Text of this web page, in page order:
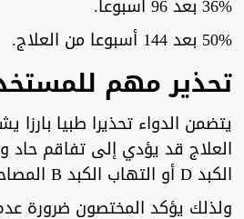
36% بعد 96 أسبوعا.
50% بعد 144 أسبوعا من العلاج.
تحذير مهم
يتضمن الدواء تحذيرا طبيا بارزا
العلاج قد يؤدي إلى تفاقم حاد
الكبد D أو التهاب الكبد B المصاحب له.
ولذلك يؤكد المختصون ضرورة